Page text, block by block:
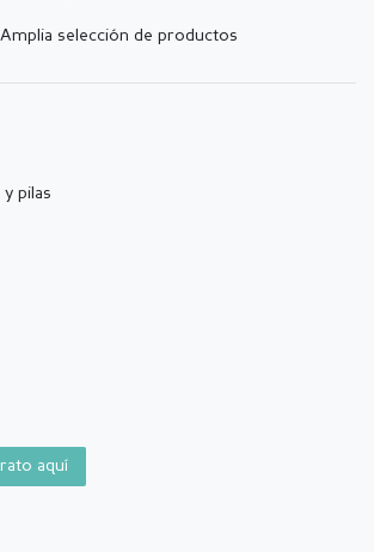
Amplia selección de productos
pilas
aquí